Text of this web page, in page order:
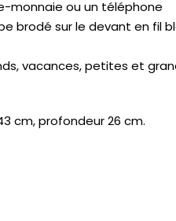
monnaie ou un téléphone
brodé sur le devant en fil
vacances, petites et
cm, profondeur 26 cm.